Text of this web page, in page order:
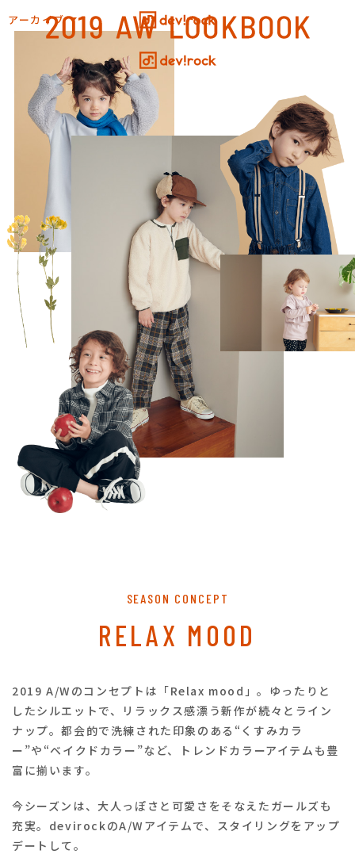
アーカイブ
SEASON CONCEPT
RELAX MOOD
2019 A/Wのコンセプトは「Relax mood」。 ゆったりと
したシルエットで、リラックス感漂う新作が続々とライン
ナップ。都会的で洗練された印象のある“くすみカラ
ー”や“ベイクドカラー”など、
トレンドカラーアイテムも豊
富に揃います。
今シーズンは、大人っぽさと可愛さをそなえたガールズも
充実。 devirockのA/Wアイテムで、スタイリングをアップ
デートして。